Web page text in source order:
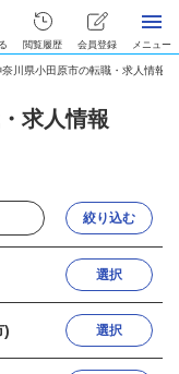
閲覧履歴 会員登録 メニュー
奈川県小田原市の転職・求人情報
求人情報
絞り込む
選択
) 選択